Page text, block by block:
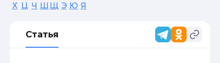
Х Ц Ч Ш Щ Э Ю Я
Статья